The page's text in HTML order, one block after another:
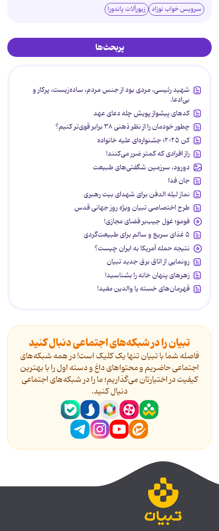
سرویس خواب نوزاد زیورآلات پاندورا
پربحث‌ها
شهید رئیسی، مردی بود از جنس مردم، ساده‌زیست، پرکار و
بی‌ادعا.
کدهای پیشواز پویش چله دعای عهد
چطور خودمان را از نظر ذهنی ۳۸ برابر قوی‌تر کنیم؟
کن ۲۰۲۵؛ جشنواره‌ای علیه خانواده
راز افرادی که کمتر ضرر می‌کنند!
دورود، سرزمین شگفتی‌های طبیعت
جان فدا
نماز لیله الدفن برای شهدای بیت رهبری
طرح اختصاصی تبیان ویژه روز جهانی قدس
فومو؛ غول جیب‌بر فضای مجازی!
۵ غذای سریع و سالم برای طبیعت‌گردی
نتیجه حمله آمریکا به ایران چیست؟
رونمایی از اتاق برق جدید تبیان
زهرهای پنهان خانه را بشناسید!
قهرمان‌های خسته یا والدین مفید!
تبیان را در شبکه‌های اجتماعی دنبال کنید
فاصله شما با تبیان تنها یک کلیک است! در همه شبکه‌های
اجتماعی حاضریم و محتواهای داغ و دسته اول را با بهترین
کیفیت در اختیارتان می‌گذاریم؛ ما را در شبکه‌های اجتماعی
دنیال کنید.